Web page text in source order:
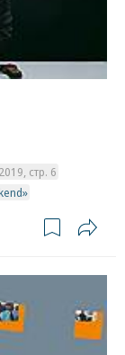
стр. 6